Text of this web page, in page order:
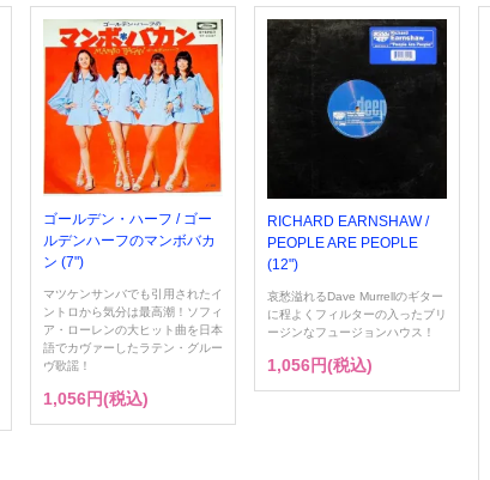
ゴールデン・ハーフ / ゴー
ルデンハーフのマンボバカ
ン (7")
マツケンサンバでも引用されたイ
ントロから気分は最高潮！ソフィ
ア・ローレンの大ヒット曲を日本
語でカヴァーしたラテン・グルー
ヴ歌謡！
1,056円(税込)
RICHARD EARNSHAW /
PEOPLE ARE PEOPLE
(12")
哀愁溢れるDave Murrellのギター
に程よくフィルターの入ったブリ
ージンなフュージョンハウス！
1,056円(税込)